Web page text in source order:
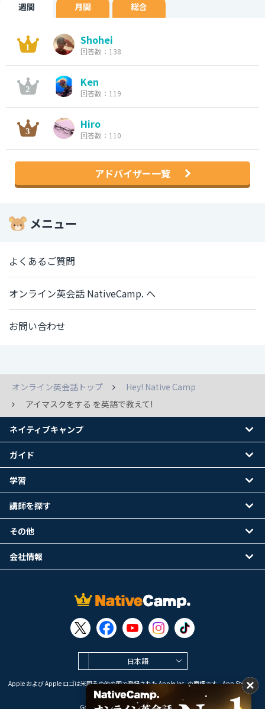
週間 月間 総合
Shohei
回答数：138
Ken
回答数：119
Hiro
回答数：110
アドバイザー一覧
メニュー
よくあるご質問
オンライン英会話 NativeCamp. へ
お問い合わせ
オンライン英会話トップ
Hey! Native Camp
アイマスクをする を英語で教えて!
日本語
Apple および Apple ロゴは米国その他の国で登録された Apple Inc. の商標です。App Store は
Apple Inc. のサービスマークです。
Google Play は Google LLC の商標です。
ネイティブキャンプ
ガイド
学習
講師を探す
その他
会社情報